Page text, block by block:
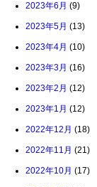
2023年6月 (9)
2023年5月 (13)
2023年4月 (10)
2023年3月 (16)
2023年2月 (12)
2023年1月 (12)
2022年12月 (18)
2022年11月 (21)
2022年10月 (17)